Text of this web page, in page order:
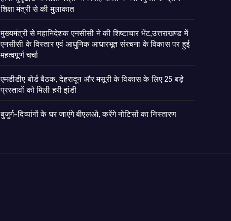
शिक्षा मंत्री से की मुलाकात
मुख्यमंत्री से महानिदेशक एनसीसी ने की शिष्टाचार भेंट,उत्तराखण्ड में
एनसीसी के विस्तार एवं आधुनिक आधारभूत संरचना के विकास पर हुई
महत्वपूर्ण चर्चा
एमडीडीए बोर्ड बैठक, देहरादून और मसूरी के विकास के लिए 25 बड़े
प्रस्तावों को मिली हरी झंडी
बुजुर्ग-दिव्यांगों के घर जाएंगे बीएलओ, करेंगे नोटिसों का निस्तारण